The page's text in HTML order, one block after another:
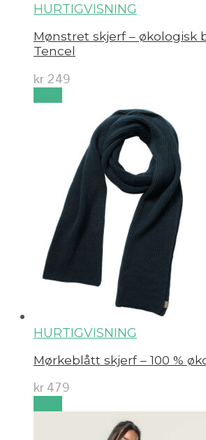
HURTIGVISNING
Mønstret skjerf – økologisk
Tencel
kr 249
HURTIGVISNING
Mørkeblått skjerf – 100 %
kr 479